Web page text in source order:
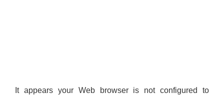
It appears your Web browser is not configured to